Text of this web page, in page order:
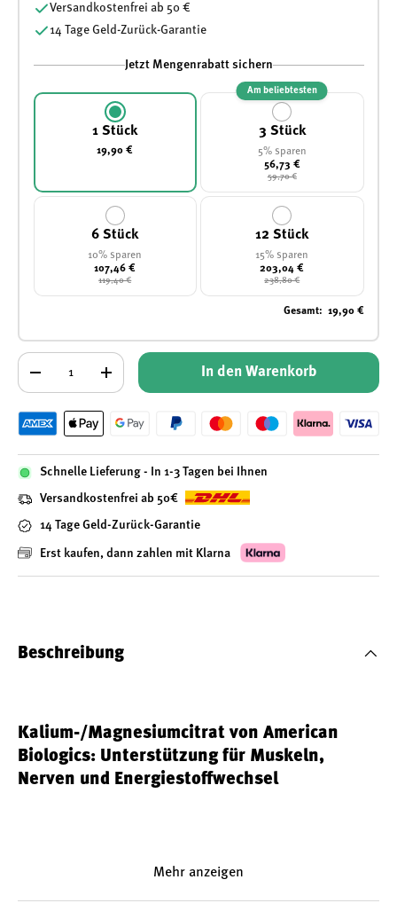
Versandkostenfrei ab 50 €
14 Tage Geld-Zurück-Garantie
Jetzt Mengenrabatt sichern
1 Stück
19,90 €
3 Stück
5% sparen
Am beliebtesten
56,73 €
59,70 €
6 Stück
10% sparen
107,46 €
119,40 €
12 Stück
15% sparen
203,04 €
238,80 €
Gesamt: 19,90 €
Anzahl
+ In den Warenkorb
Schnelle Lieferung - In 1-3 Tagen bei Ihnen
Versandkostenfrei ab 50€
14 Tage Geld-Zurück-Garantie
Erst kaufen, dann zahlen mit Klarna
Beschreibung
Kalium-/Magnesiumcitrat von American
Biologics: Unterstützung für Muskeln,
Nerven und Energiestoffwechsel
Die Bedeutung von Kalium und Magnesium
Mehr anzeigen